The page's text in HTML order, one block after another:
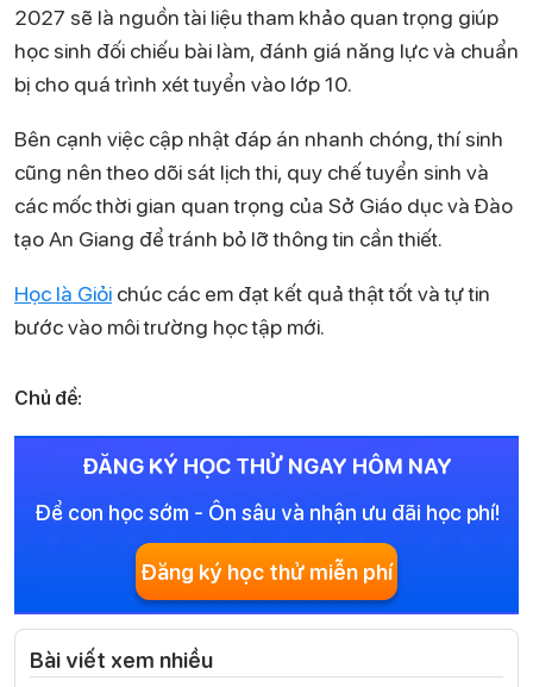
2027 sẽ là nguồn tài liệu tham khảo quan trọng giúp
học sinh đối chiếu bài làm, đánh giá năng lực và chuẩn
bị cho quá trình xét tuyển vào lớp 10.
Bên cạnh việc cập nhật đáp án nhanh chóng, thí sinh
cũng nên theo dõi sát lịch thi, quy chế tuyển sinh và
các mốc thời gian quan trọng của Sở Giáo dục và Đào
tạo An Giang để tránh bỏ lỡ thông tin cần thiết.
Học là Giỏi chúc các em đạt kết quả thật tốt và tự tin
bước vào môi trường học tập mới.
Chủ đề:
ĐĂNG KÝ HỌC THỬ NGAY HÔM NAY
Để con học sớm - Ôn sâu và nhận ưu đãi học phí!
Đăng ký học thử miễn phí
Bài viết xem nhiều